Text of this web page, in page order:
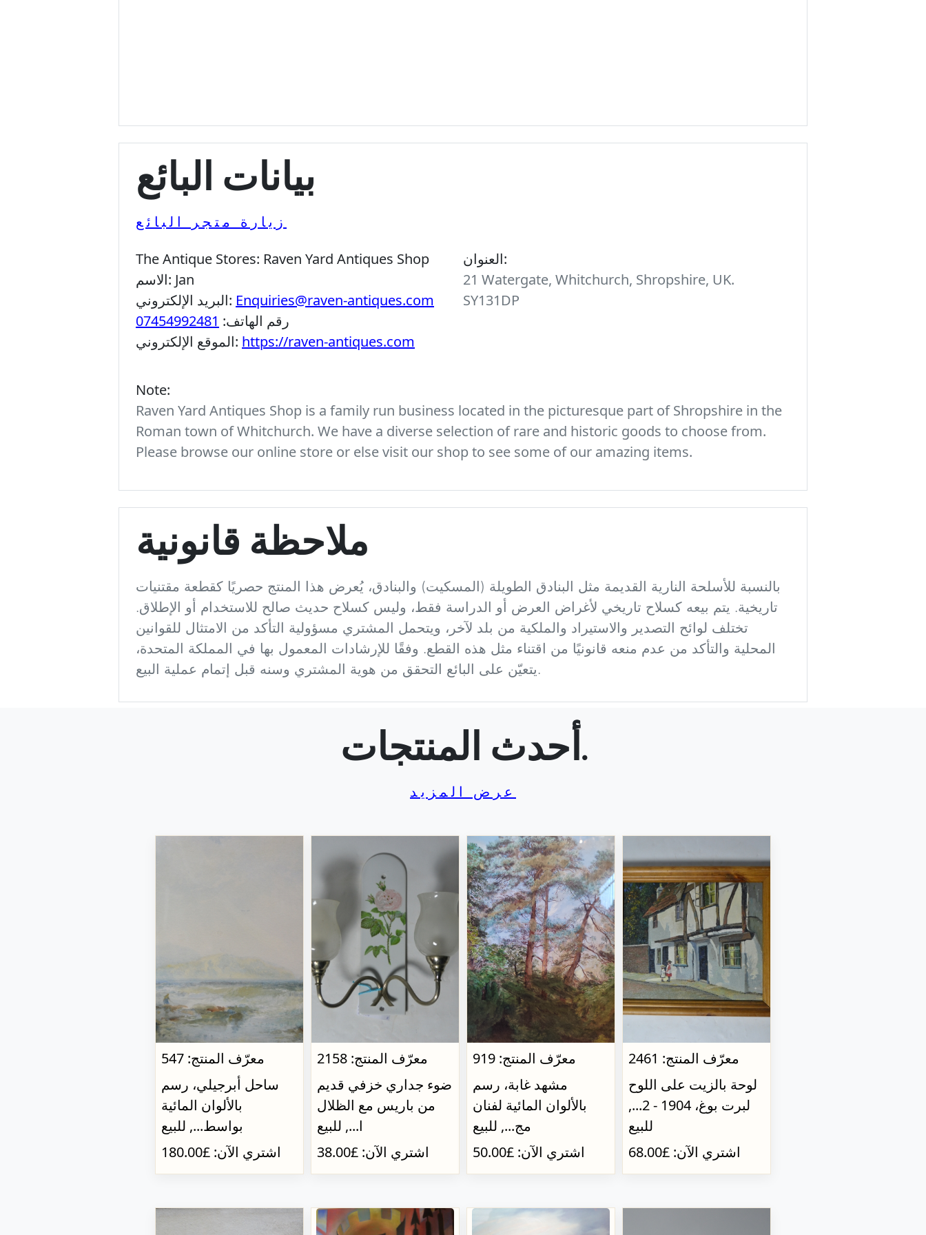
بيانات البائع
زيارة متجر البائع
The Antique Stores: Raven Yard Antiques Shop
الاسم: Jan
البريد الإلكتروني: Enquiries@raven-antiques.com
رقم الهاتف: 07454992481
الموقع الإلكتروني: https://raven-antiques.com
العنوان:
21 Watergate, Whitchurch, Shropshire, UK.
SY131DP
Note:
Raven Yard Antiques Shop is a family run business located in the picturesque part of Shropshire in the
Roman town of Whitchurch. We have a diverse selection of rare and historic goods to choose from.
Please browse our online store or else visit our shop to see some of our amazing items.
ملاحظة قانونية
بالنسبة للأسلحة النارية القديمة مثل البنادق الطويلة (المسكيت) والبنادق، يُعرض هذا المنتج حصريًا كقطعة مقتنيات
تاريخية. يتم بيعه كسلاح تاريخي لأغراض العرض أو الدراسة فقط، وليس كسلاح حديث صالح للاستخدام أو الإطلاق.
تختلف لوائح التصدير والاستيراد والملكية من بلد لآخر، ويتحمل المشتري مسؤولية التأكد من الامتثال للقوانين
المحلية والتأكد من عدم منعه قانونيًا من اقتناء مثل هذه القطع. وفقًا للإرشادات المعمول بها في المملكة المتحدة،
يتعيّن على البائع التحقق من هوية المشتري وسنه قبل إتمام عملية البيع.
أحدث المنتجات.
عرض المزيد
معرّف المنتج: 547
ساحل أبرجيلي، رسم
بالألوان المائية
بواسط..., للبيع
اشتري الآن: £180.00
معرّف المنتج: 2158
ضوء جداري خزفي قديم
من باريس مع الظلال
ا..., للبيع
اشتري الآن: £38.00
معرّف المنتج: 919
مشهد غابة، رسم
بالألوان المائية لفنان
مج..., للبيع
اشتري الآن: £50.00
معرّف المنتج: 2461
لوحة بالزيت على اللوح
لبرت بوغ، 1904 - 2...,
للبيع
اشتري الآن: £68.00